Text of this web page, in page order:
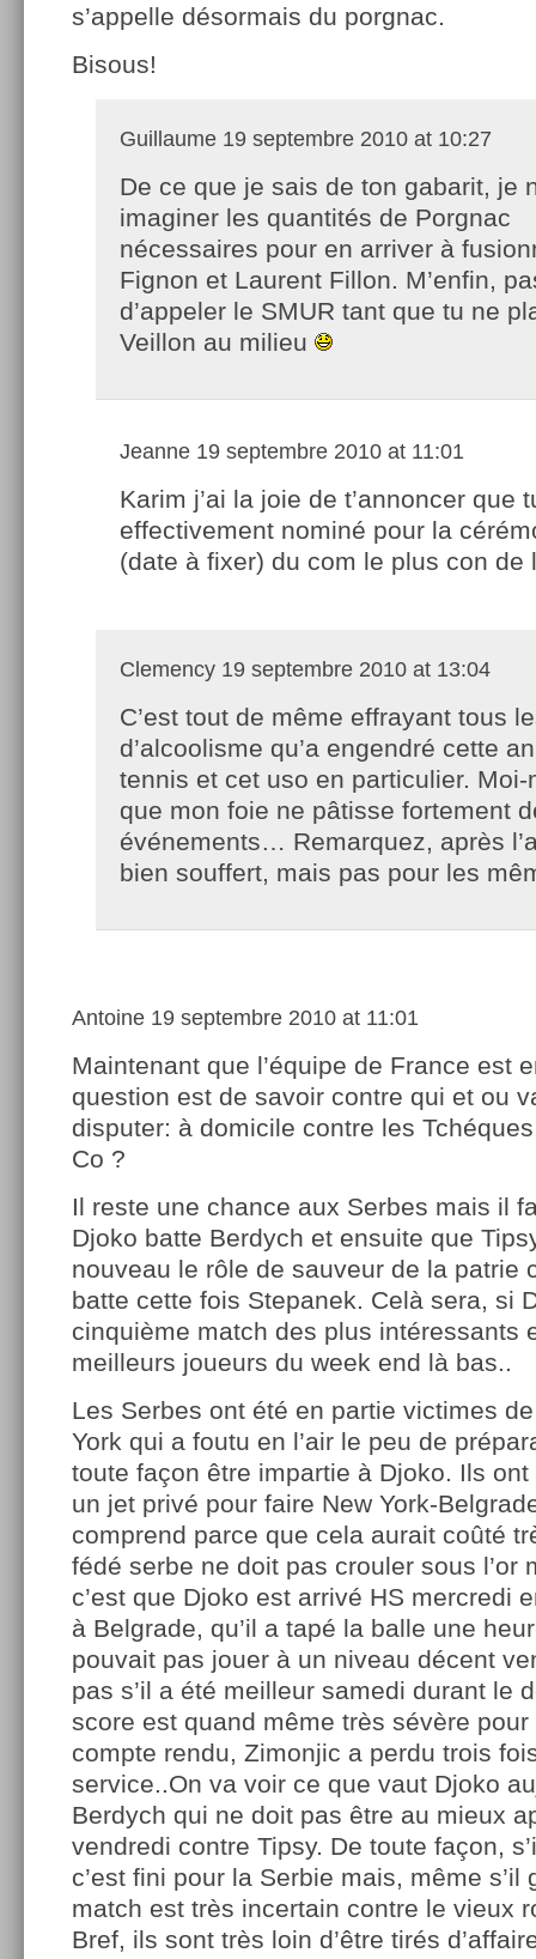
s’appelle désormais du porgnac.
Bisous!
Guillaume 19 septembre 2010 at 10:27
De ce que je sais de ton gabarit, je
imaginer les quantités de Porgnac
nécessaires pour en arriver à
Fignon et Laurent Fillon. M’enfin,
d’appeler le SMUR tant que tu ne
Veillon au milieu
Jeanne 19 septembre 2010 at 11:01
Karim j’ai la joie de t’annoncer que
effectivement nominé pour la
(date à fixer) du com le plus con de
Clemency 19 septembre 2010 at 13:04
C’est tout de même effrayant tous
d’alcoolisme qu’a engendré cette
tennis et cet uso en particulier. Moi-
que mon foie ne pâtisse fortement
événements… Remarquez, après
bien souffert, mais pas pour les
Antoine 19 septembre 2010 at 11:01
Maintenant que l’équipe de France est
question est de savoir contre qui et ou
disputer: à domicile contre les
Co ?
Il reste une chance aux Serbes mais il
Djoko batte Berdych et ensuite que
nouveau le rôle de sauveur de la patrie
batte cette fois Stepanek. Celà sera, si
cinquième match des plus intéressants
meilleurs joueurs du week end là bas..
Les Serbes ont été en partie victimes
York qui a foutu en l’air le peu de
toute façon être impartie à Djoko. Ils
un jet privé pour faire New York-
comprend parce que cela aurait coûté
fédé serbe ne doit pas crouler sous l’or
c’est que Djoko est arrivé HS mercredi
à Belgrade, qu’il a tapé la balle une
pouvait pas jouer à un niveau décent
pas s’il a été meilleur samedi durant le
score est quand même très sévère
compte rendu, Zimonjic a perdu trois
service..On va voir ce que vaut Djoko
Berdych qui ne doit pas être au mieux
vendredi contre Tipsy. De toute façon,
c’est fini pour la Serbie mais, même s’il
match est très incertain contre le vieux
Bref, ils sont très loin d’être tirés